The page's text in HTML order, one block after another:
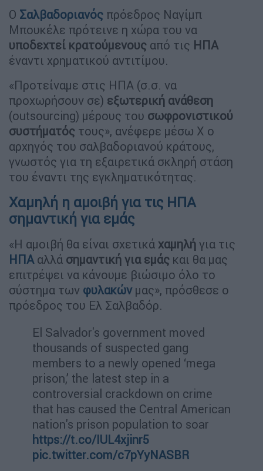
Ο Σαλβαδοριανός πρόεδρος Ναγίμπ
Μπουκέλε πρότεινε η χώρα του να
υποδεχτεί κρατούμενους από τις ΗΠΑ
έναντι χρηματικού αντιτίμου.
«Προτείναμε στις ΗΠΑ (σ.σ. να
προχωρήσουν σε) εξωτερική ανάθεση
(outsourcing) μέρους του σωφρονιστικού
συστήματός τους», ανέφερε μέσω X ο
αρχηγός του σαλβαδοριανού κράτους,
γνωστός για τη εξαιρετικά σκληρή στάση
του έναντι της εγκληματικότητας.
Χαμηλή η αμοιβή για τις ΗΠΑ
σημαντική για εμάς
«Η αμοιβή θα είναι σχετικά χαμηλή για τις
ΗΠΑ αλλά σημαντική για εμάς και θα μας
επιτρέψει να κάνουμε βιώσιμο όλο το
σύστημα των φυλακών μας», πρόσθεσε ο
πρόεδρος του Ελ Σαλβαδόρ.
El Salvador's government moved
thousands of suspected gang
members to a newly opened ‘mega
prison,’ the latest step in a
controversial crackdown on crime
that has caused the Central American
nation's prison population to soar
https://t.co/IUL4xjinr5
pic.twitter.com/c7pYyNASBR